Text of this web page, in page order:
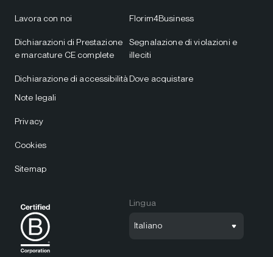
Lavora con noi
Dichiarazioni di Prestazione
e marcature CE complete
Dichiarazione di accessibilità
Florim4Business
Segnalazione di violazioni e
illeciti
Dove acquistare
Note legali
Privacy
Cookies
Sitemap
Lingua
Italiano